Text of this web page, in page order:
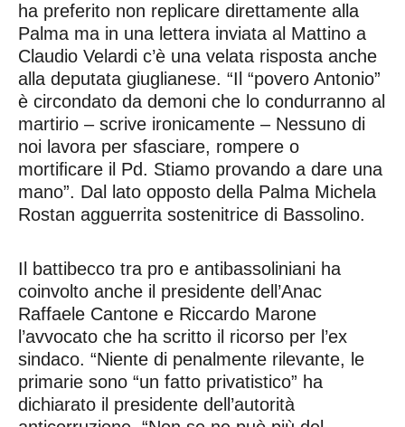
ha preferito non replicare direttamente alla
Palma ma in una lettera inviata al Mattino a
Claudio Velardi c’è una velata risposta anche
alla deputata giuglianese. “Il “povero Antonio”
è circondato da demoni che lo condurranno al
martirio – scrive ironicamente – Nessuno di
noi lavora per sfasciare, rompere o
mortiﬁcare il Pd. Stiamo provando a dare una
mano”. Dal lato opposto della Palma Michela
Rostan agguerrita sostenitrice di Bassolino.
Il battibecco tra pro e antibassoliniani ha
coinvolto anche il presidente dell’Anac
Raffaele Cantone e Riccardo Marone
l’avvocato che ha scritto il ricorso per l’ex
sindaco. “Niente di penalmente rilevante, le
primarie sono “un fatto privatistico” ha
dichiarato il presidente dell’autorità